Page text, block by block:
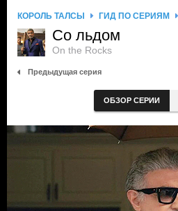
КОРОЛЬ ТАЛСЫ ГИД ПО СЕРИЯМ
Со льдом
On the Rocks
Предыдущая серия
ОБЗОР СЕРИИ